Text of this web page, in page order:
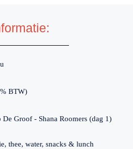
BTW)
De Groof - Shana Roomers (dag 1)
thee, water, snacks & lunch